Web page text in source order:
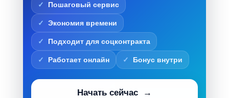
Пошаговый сервис
Экономия времени
Подходит для соцконтракта
Работает онлайн Бонус внутри
Начать сейчас